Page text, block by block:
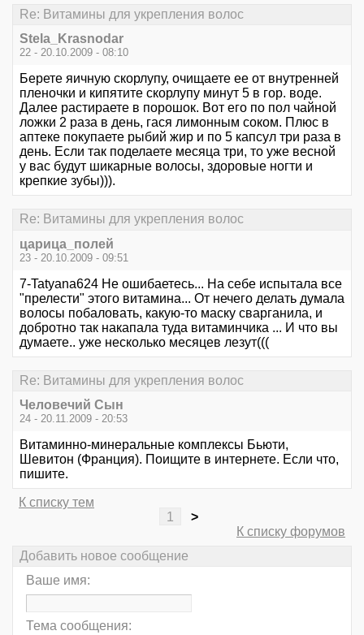
Re: Витамины для укрепления волос
Stela_Krasnodar
22 - 20.10.2009 - 08:10
Берете яичную скорлупу, очищаете ее от внутренней
пленочки и кипятите скорлупу минут 5 в гор. воде.
Далее растираете в порошок. Вот его по пол чайной
ложки 2 раза в день, гася лимонным соком. Плюс в
аптеке покупаете рыбий жир и по 5 капсул три раза в
день. Если так поделаете месяца три, то уже весной
у вас будут шикарные волосы, здоровые ногти и
крепкие зубы))).
Re: Витамины для укрепления волос
царица_полей
23 - 20.10.2009 - 09:51
7-Tatyana624 Не ошибаетесь... На себе испытала все
"прелести" этого витамина... От нечего делать думала
волосы побаловать, какую-то маску сварганила, и
добротно так накапала туда витаминчика ... И что вы
думаете.. уже несколько месяцев лезут(((
Re: Витамины для укрепления волос
Человечий Сын
24 - 20.11.2009 - 20:53
Витаминно-минеральные комплексы Бьюти,
Шевитон (Франция). Поищите в интернете. Если что,
пишите.
К списку тем
1
>
К списку форумов
Добавить новое сообщение
Ваше имя:
Тема сообщения: